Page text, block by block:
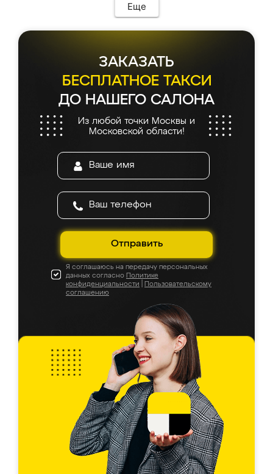
Еще
ЗАКАЗАТЬ
БЕСПЛАТНОЕ ТАКСИ
ДО НАШЕГО САЛОНА
Из любой точки Москвы и
Московской области!
Отправить
Я соглашаюсь на передачу персональных
данных согласно Политике
конфиденциальности
Пользовательскому
соглашению